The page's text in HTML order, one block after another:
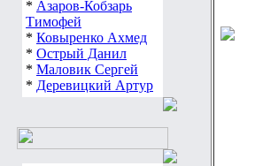
* Азаров-Кобзарь
Тимофей
* Ковыренко Ахмед
* Острый Данил
* Маловик Сергей
* Деревицкий Артур